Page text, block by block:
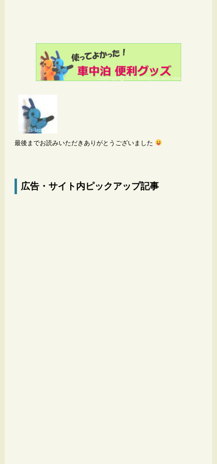
最後までお読みいただきありがとうございました
広告・サイト内ピックアップ記事